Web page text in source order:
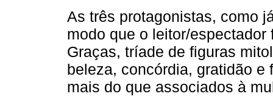
As três protagonistas, como
modo que o leitor/
Graças, tríade de figuras
beleza, concórdia, gratidão e
mais do que associados à